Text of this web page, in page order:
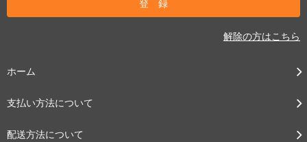
解除の方はこちら
ホーム
支払い方法について
配送方法について